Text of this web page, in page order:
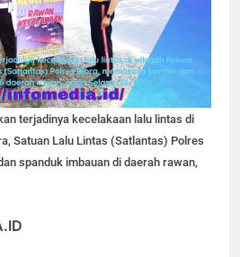
terjadinya kecelakaan lalu lintas di
Satuan Lalu Lintas (Satlantas) Polres
spanduk imbauan di daerah rawan,